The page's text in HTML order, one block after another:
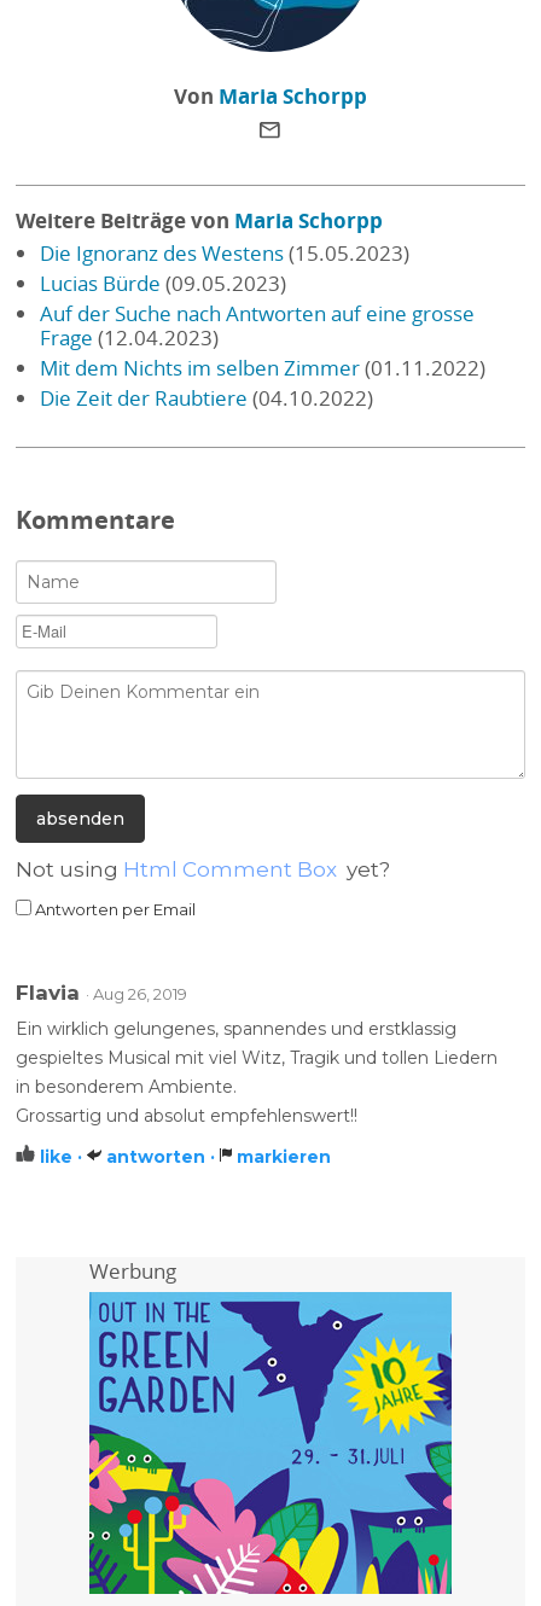
Von Maria Schorpp
Weitere Beiträge von Maria Schorpp
Die Ignoranz des Westens(15.05.2023)
Lucias Bürde (09.05.2023)
Auf der Suche nach Antworten auf eine grosse
Frage (12.04.2023)
Mit dem Nichts im selben Zimmer(01.11.2022)
Die Zeit der Raubtiere (04.10.2022)
Kommentare
Not using Html Comment Box yet?
Antworten per Email
Flavia · Aug 26, 2019
Ein wirklich gelungenes, spannendes und erstklassig
gespieltes Musical mit viel Witz, Tragik und tollen Liedern
in besonderem Ambiente.
Grossartig und absolut empfehlenswert!!
like ·
antworten · markieren
Werbung